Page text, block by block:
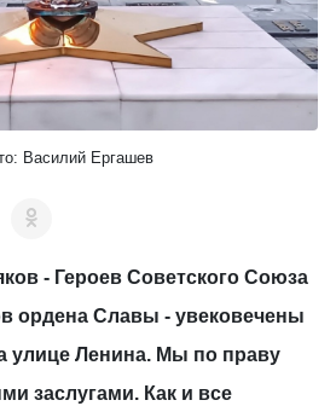
Василий Ергашев
- Героев Советского Союза
ордена Славы - увековечены
улице Ленина. Мы по праву
заслугами. Как и все